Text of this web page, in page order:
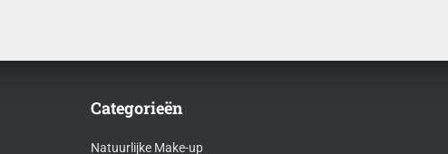
Categorieën
Natuurlijke Make-up